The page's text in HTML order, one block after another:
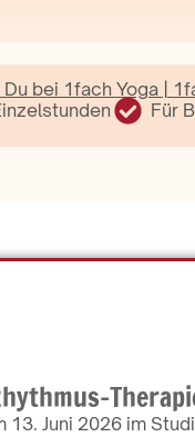
bei 1fach Yoga |
Für
13. Juni 2026 im